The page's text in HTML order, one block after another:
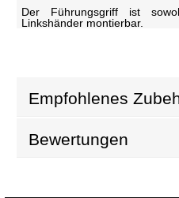
Der Führungsgriff ist
Linkshänder montierbar.
Empfohlenes
Bewertungen